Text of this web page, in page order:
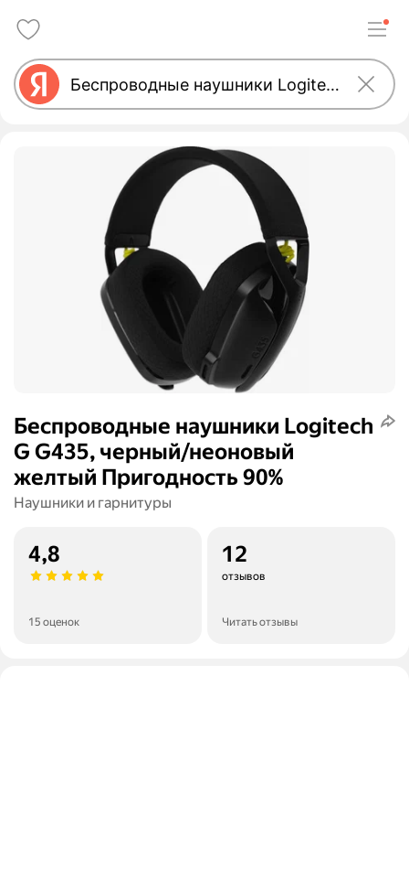
Беспроводные наушники Logitech
G G435, черный/неоновый
желтый Пригодность 90%
Наушники и гарнитуры
4,8
15 оценок
12
отзывов
Читать отзывы